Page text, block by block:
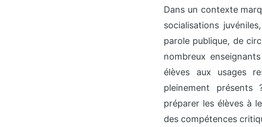
Dans un contexte
socialisations
parole publique, de
nombreux
élèves aux usages
pleinement présents
préparer les élèves à
des compétences